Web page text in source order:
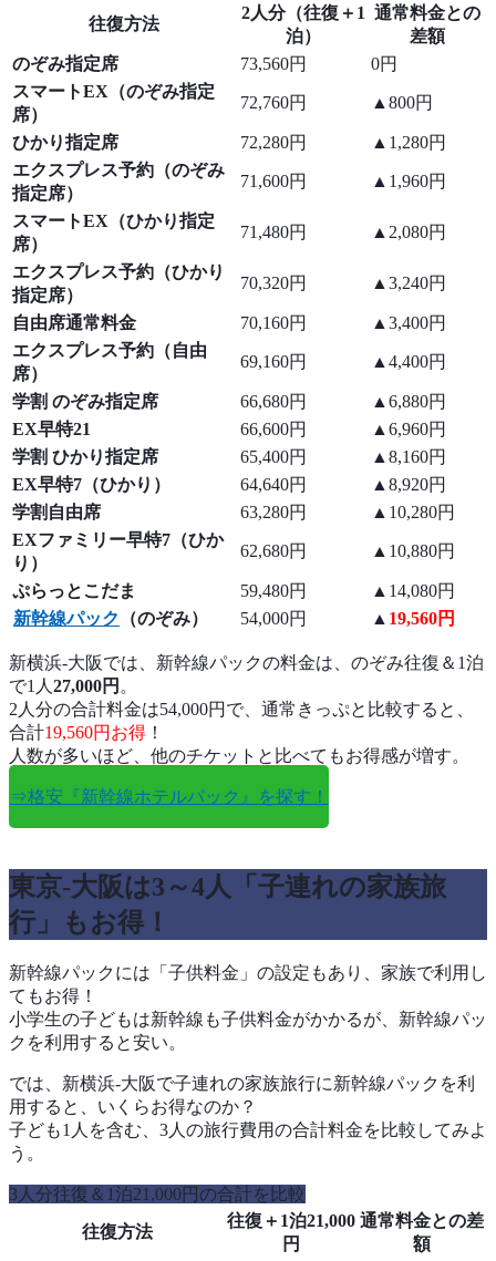
往復方法
2人分（往復＋1
泊）
通常料金との
差額
のぞみ指定席
73,560円
0円
スマートEX（のぞみ指定
席）
72,760円 ▲800円
ひかり指定席 72,280円
▲1,280円
エクスプレス予約（のぞみ
指定席）
71,600円 ▲1,960円
スマートEX（ひかり指定
席）
71,480円 ▲2,080円
エクスプレス予約（ひかり
指定席）
70,320円 ▲3,240円
自由席通常料金 70,160円
▲3,400円
エクスプレス予約（自由
席）
69,160円 ▲4,400円
学割 のぞみ指定席 66,680円
▲6,880円
EX早特21
66,600円
▲6,960円
学割 ひかり指定席
65,400円
▲8,160円
EX早特7（ひかり）
64,640円
▲8,920円
学割自由席
63,280円
▲10,280円
EXファミリー早特7（ひか
り）
62,680円 ▲10,880円
ぷらっとこだま 59,480円
▲14,080円
新幹線パック
（のぞみ） 54,000円 ▲ 19,560円
新横浜-大阪では、新幹線パックの料金は、のぞみ往復＆1泊
で1人 27,000円 。
2人分の合計料金は54,000円で、通常きっぷと比較すると、
合計19,560円お得 ！
人数が多いほど、他のチケットと比べてもお得感が増す。
⇒格安『新幹線ホテルパック』を探す！
東京-大阪は3～4人「子連れの家族旅
行」もお得！
新幹線パックには「子供料金」の設定もあり、家族で利用し
てもお得！
小学生の子どもは新幹線も子供料金がかかるが、新幹線パッ
クを利用すると安い。
では、新横浜-大阪で子連れの家族旅行に新幹線パックを利
用すると、いくらお得なのか？
子ども1人を含む、3人の旅行費用の合計料金を比較してみよ
う。
3人分往復＆1泊21,000円の合計を比較
往復方法
往復＋1泊21,000
円
通常料金との差
額